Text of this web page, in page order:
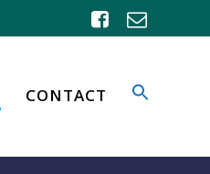
CONTACT